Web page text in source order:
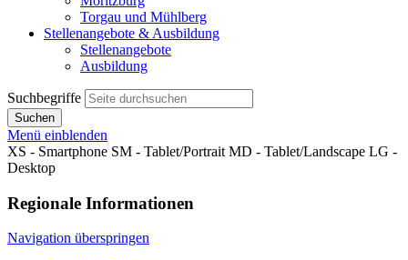
Torgau und Mühlberg
Stellenangebote & Ausbildung
Stellenangebote
Ausbildung
Suchbegriffe
Suchen
Menü einblenden
XS - Smartphone SM - Tablet/Portrait MD - Tablet/Landscape LG -
Desktop
Regionale Informationen
Navigation überspringen